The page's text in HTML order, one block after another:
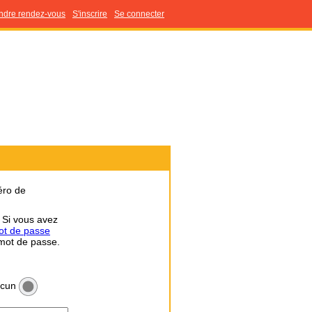
Se connecter
S'inscrire
rendez-vous
de
vous avez
de passe
de passe.